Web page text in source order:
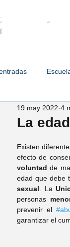
de adulto
de enlace
Humberto
La
19 may 2022 4
Existen
efecto de
voluntad de
edad que debe
sexual . La
personas
prevenir el
garantizar el